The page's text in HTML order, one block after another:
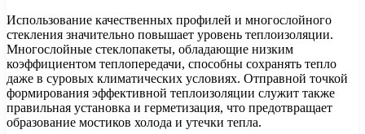
Использование качественных профилей и многослойного
стекления значительно повышает уровень теплоизоляции.
Многослойные стеклопакеты, обладающие низким
коэффициентом теплопередачи, способны сохранять тепло
даже в суровых климатических условиях. Отправной точкой
формирования эффективной теплоизоляции служит также
правильная установка и герметизация, что предотвращает
образование мостиков холода и утечки тепла.